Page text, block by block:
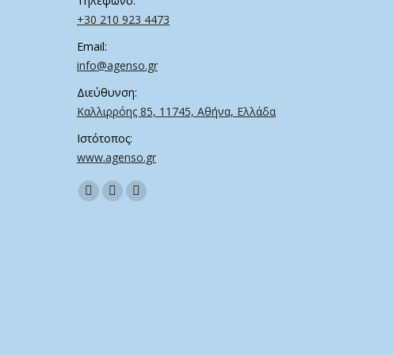
+30 210 923 4473
Email:
info@agenso.gr
Διεύθυνση:
Καλλιρρόης 85, 11745, Αθήνα, Ελλάδα
Ιστότοπος:
www.agenso.gr
Find us on:
Facebook
TwitterLinkedin